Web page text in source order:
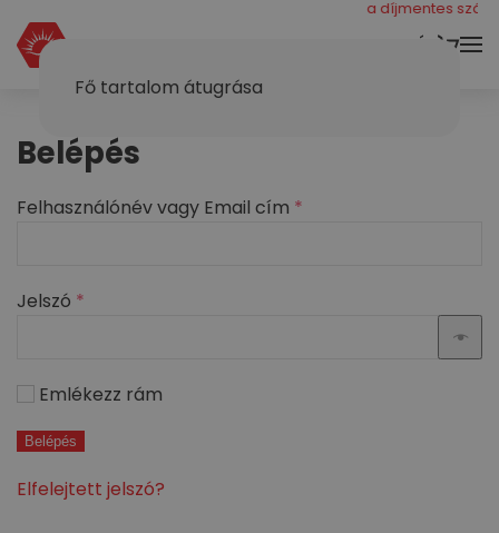
Fő tartalom átugrása
KOSÁR
még 40000 ft a díjmentes
Belépés
Felhasználónév vagy Email cím *
Jelszó *
Emlékezz rám
Belépés
Elfelejtett jelszó?